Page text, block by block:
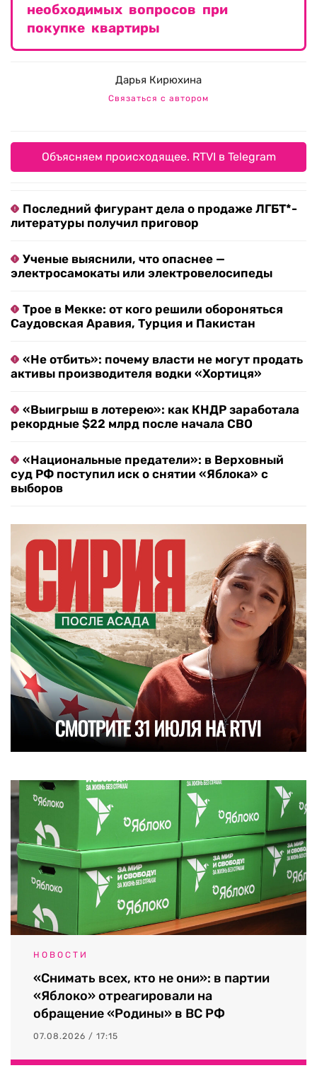
необходимых вопросов при
покупке квартиры
Дарья Кирюхина
Связаться с автором
Объясняем происходящее. RTVI в Telegram
Последний фигурант дела о продаже ЛГБТ*-
литературы получил приговор
Ученые выяснили, что опаснее —
электросамокаты или электровелосипеды
Трое в Мекке: от кого решили обороняться
Саудовская Аравия, Турция и Пакистан
«Не отбить»: почему власти не могут продать
активы производителя водки «Хортиця»
«Выигрыш в лотерею»: как КНДР заработала
рекордные $22 млрд после начала СВО
«Национальные предатели»: в Верховный
суд РФ поступил иск о снятии «Яблока» с
выборов
НОВОСТИ
«Снимать всех, кто не они»: в партии
«Яблоко» отреагировали на
обращение «Родины» в ВС РФ
07.08.2026 / 17:15